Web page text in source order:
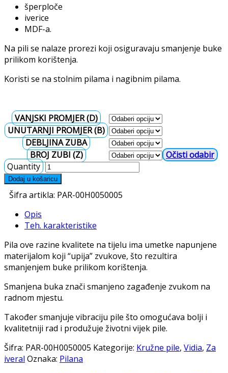
šperploče
iverice
MDF-a.
Na pili se nalaze prorezi koji osiguravaju smanjenje buke
prilikom korištenja.
Koristi se na stolnim pilama i nagibnim pilama.
VANJSKI PROMJER (D)
UNUTARNJI PROMJER (B)
DEBLJINA ZUBA
BROJ ZUBI (Z)
Očisti
Quantity
Dodaj u košaricu
Šifra artikla: PAR-00H0050005
Opis
Teh. karakteristike
Pila ove razine kvalitete na tijelu ima umetke napunjene
materijalom koji “upija” zvukove, što rezultira
smanjenjem buke prilikom korištenja.
Smanjena buka znači smanjeno zagađenje zvukom na
radnom mjestu.
Također smanjuje vibraciju pile što omogućava bolji i
kvalitetniji rad i produžuje životni vijek pile.
Šifra: PAR-00H0050005 Kategorije: Kružne pile, Vidia, Za
iveral Oznaka: Pilana